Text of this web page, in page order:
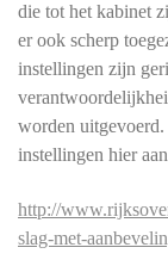
die tot het kabinet
er ook scherp
instellingen zijn
worden uitgevoerd.
instellingen hier
http://
slag-met-